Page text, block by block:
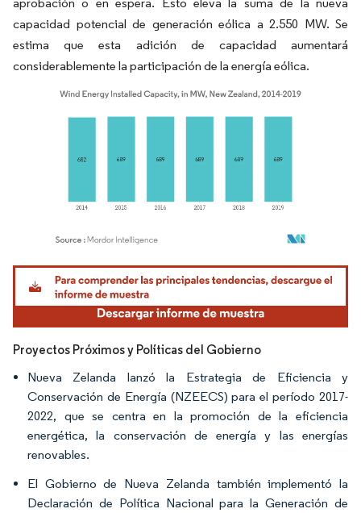
capacidad potencial de generación eólica a 2.550 MW. Se
estima que esta adición de capacidad aumentará
considerablemente la participación de la energía eólica.
Imagen © Mordor Intelligence. El uso requiere atribución según CC BY 4.0.
Proyectos Próximos y Políticas del Gobierno
Nueva Zelanda lanzó la Estrategia de Eficiencia y
Conservación de Energía (NZEECS) para el período 2017-
2022, que se centra en la promoción de la eficiencia
energética, la conservación de energía y las energías
renovables.
El Gobierno de Nueva Zelanda también implementó la
Declaración de Política Nacional para la Generación de